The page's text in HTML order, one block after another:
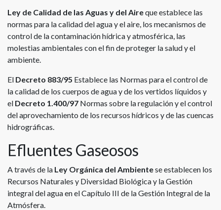
Ley de Calidad de las Aguas y del Aireque establece las
normas para la calidad del agua y el aire, los mecanismos de
control de la contaminación hídrica y atmosférica, las
molestias ambientales con el fin de proteger la salud y el
ambiente.
El Decreto 883/95 Establece las Normas para el control de
la calidad de los cuerpos de agua y de los vertidos líquidos y
el Decreto 1.400/97 Normas sobre la regulación y el control
del aprovechamiento de los recursos hídricos y de las cuencas
hidrográficas.
Efluentes Gaseosos
A través de la Ley Orgánica del Ambientese establecen los
Recursos Naturales y Diversidad Biológica y la Gestión
integral del agua en el Capítulo III de la Gestión Integral de la
Atmósfera.